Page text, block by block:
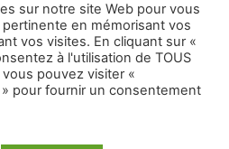
CGC ADECCO.
sur notre site Web pour vous
en mémorisant vos
vos visites. En cliquant sur «
à l'utilisation de TOUS
pouvez visiter «
pour fournir un consentement